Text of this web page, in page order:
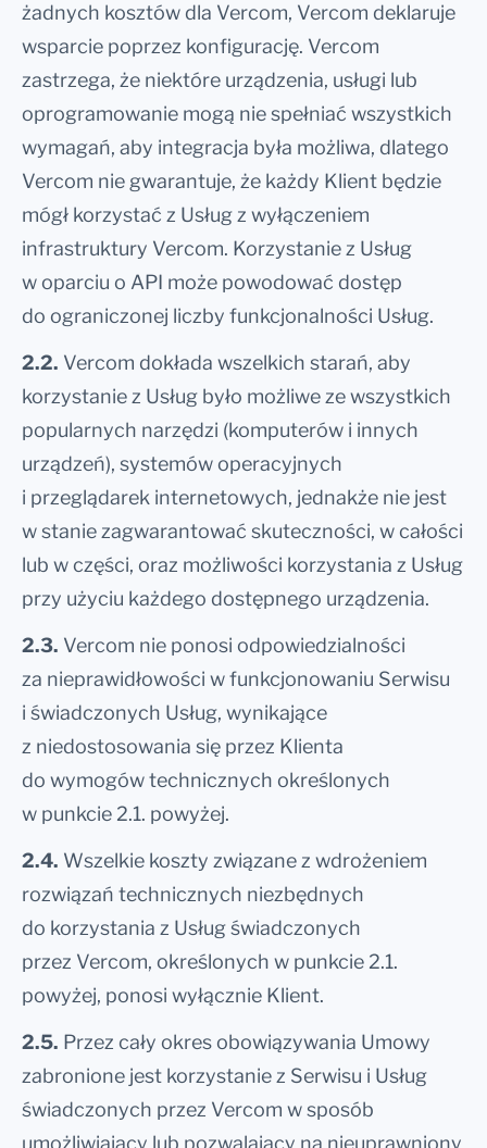
żadnych kosztów dla Vercom, Vercom deklaruje
wsparcie poprzez konfigurację. Vercom
zastrzega, że niektóre urządzenia, usługi lub
oprogramowanie mogą nie spełniać wszystkich
wymagań, aby integracja była możliwa, dlatego
Vercom nie gwarantuje, że każdy Klient będzie
mógł korzystać z Usług z wyłączeniem
infrastruktury Vercom. Korzystanie z Usług
w oparciu o API może powodować dostęp
do ograniczonej liczby funkcjonalności Usług.
2.2. Vercom dokłada wszelkich starań, aby
korzystanie z Usług było możliwe ze wszystkich
popularnych narzędzi (komputerów i innych
urządzeń), systemów operacyjnych
i przeglądarek internetowych, jednakże nie jest
w stanie zagwarantować skuteczności, w całości
lub w części, oraz możliwości korzystania z Usług
przy użyciu każdego dostępnego urządzenia.
2.3. Vercom nie ponosi odpowiedzialności
za nieprawidłowości w funkcjonowaniu Serwisu
i świadczonych Usług, wynikające
z niedostosowania się przez Klienta
do wymogów technicznych określonych
w punkcie 2.1. powyżej.
2.4. Wszelkie koszty związane z wdrożeniem
rozwiązań technicznych niezbędnych
do korzystania z Usług świadczonych
przez Vercom, określonych w punkcie 2.1.
powyżej, ponosi wyłącznie Klient.
2.5. Przez cały okres obowiązywania Umowy
zabronione jest korzystanie z Serwisu i Usług
świadczonych przez Vercom w sposób
umożliwiający lub pozwalający na nieuprawniony